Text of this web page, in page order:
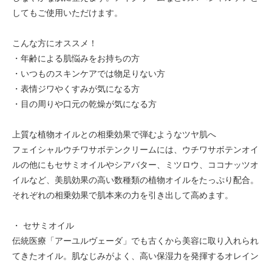
してもご使用いただけます。
こんな方にオススメ！
・年齢による肌悩みをお持ちの方
・いつものスキンケアでは物足りない方
・表情ジワやくすみが気になる方
・目の周りや口元の乾燥が気になる方
上質な植物オイルとの相乗効果で弾むようなツヤ肌へ
フェイシャルウチワサボテンクリームには、ウチワサボテンオイ
ルの他にもセサミオイルやシアバター、ミツロウ、ココナッツオ
イルなど、美肌効果の高い数種類の植物オイルをたっぷり配合。
それぞれの相乗効果で肌本来の力を引き出して高めます。
・ セサミオイル
伝統医療「アーユルヴェーダ」でも古くから美容に取り入れられ
てきたオイル。肌なじみがよく、高い保湿力を発揮するオレイン